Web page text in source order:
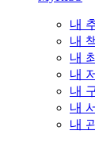
내
내
내
내
내
내
내